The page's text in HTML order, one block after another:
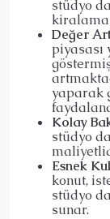
stüdyo
kiralama
Değer
yaparak
Kolay
stüdyo
Esnek
konut,
stüdyo
sunar.